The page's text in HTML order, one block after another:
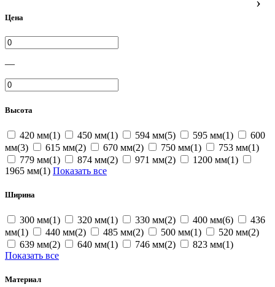
Цена
—
Высота
420 мм(1) 450 мм(1) 594 мм(5) 595 мм(1)
600
мм(3)
615 мм(2) 670 мм(2) 750 мм(1)
753 мм(1)
779 мм(1)
874 мм(2) 971 мм(2)
1200 мм(1)
1965 мм(1) Показать все
Ширина
300 мм(1) 320 мм(1) 330 мм(2) 400 мм(6)
436
мм(1)
440 мм(2) 485 мм(2) 500 мм(1)
520 мм(2)
639 мм(2)
640 мм(1) 746 мм(2)
823 мм(1)
Показать все
Материал